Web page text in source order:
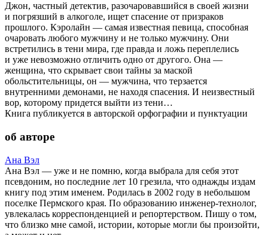
Джон, частный детектив, разочаровавшийся в своей жизни
и погрязший в алкоголе, ищет спасение от призраков
прошлого. Кэролайн — самая известная певица, способная
очаровать любого мужчину и не только мужчину. Они
встретились в тени мира, где правда и ложь переплелись
и уже невозможно отличить одно от другого. Она —
женщина, что скрывает свои тайны за маской
обольстительницы, он — мужчина, что терзается
внутренними демонами, не находя спасения. И неизвестный
вор, которому придется выйти из тени…
Книга публикуется в авторской орфографии и пунктуации
об авторе
Ана Вэл
Ана Вэл — уже и не помню, когда выбрала для себя этот
псевдоним, но последние лет 10 грезила, что однажды издам
книгу под этим именем. Родилась в 2002 году в небольшом
поселке Пермского края. По образованию инженер-технолог,
увлекалась корреспонденцией и репортерством. Пишу о том,
что близко мне самой, истории, которые могли бы произойти,